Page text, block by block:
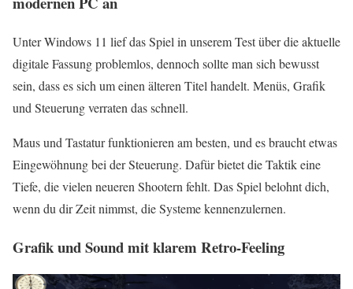
Unter Windows 11 lief das Spiel in unserem Test über die aktuelle
digitale Fassung problemlos, dennoch sollte man sich bewusst
sein, dass es sich um einen älteren Titel handelt. Menüs, Grafik
und Steuerung verraten das schnell.
Maus und Tastatur funktionieren am besten, und es braucht etwas
Eingewöhnung bei der Steuerung. Dafür bietet die Taktik eine
Tiefe, die vielen neueren Shootern fehlt. Das Spiel belohnt dich,
wenn du dir Zeit nimmst, die Systeme kennenzulernen.
Grafik und Sound mit klarem Retro-Feeling